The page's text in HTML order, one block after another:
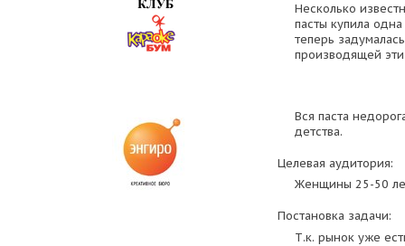
Несколько
пасты купила
теперь
производящей
Вся паста
детства.
Целевая аудитория:
Женщины 25-50
Постановка задачи:
Т.к. рынок уже